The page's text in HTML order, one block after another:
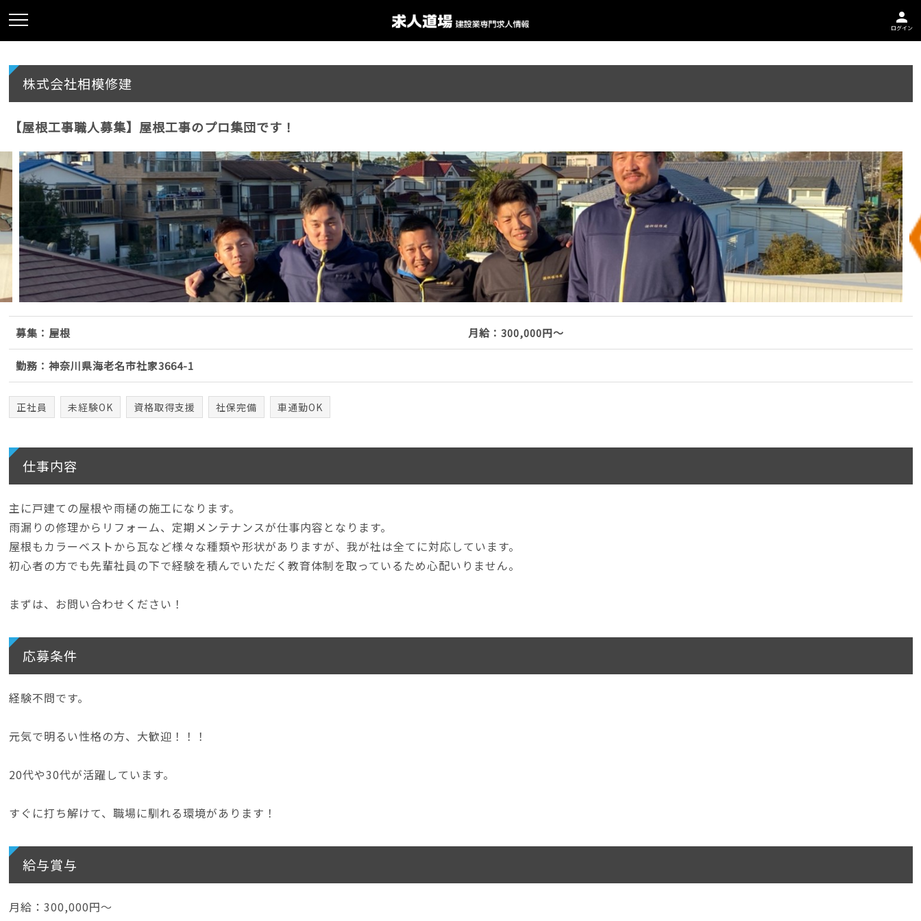
person
ログイン
株式会社相模修建
【屋根工事職人募集】屋根工事のプロ集団です！
募集：屋根 月給：300,000円～
勤務：神奈川県海老名市社家3664-1
正社員 未経験OK 資格取得支援 社保完備 車通勤OK
仕事内容
主に戸建ての屋根や雨樋の施工になります。
雨漏りの修理からリフォーム、定期メンテナンスが仕事内容となります。
屋根もカラーベストから瓦など様々な種類や形状がありますが、我が社は全てに対応しています。
初心者の方でも先輩社員の下で経験を積んでいただく教育体制を取っているため心配いりません。
まずは、お問い合わせください！
応募条件
経験不問です。
元気で明るい性格の方、大歓迎！！！
20代や30代が活躍しています。
すぐに打ち解けて、職場に馴れる環境があります！
給与賞与
月給：300,000円～